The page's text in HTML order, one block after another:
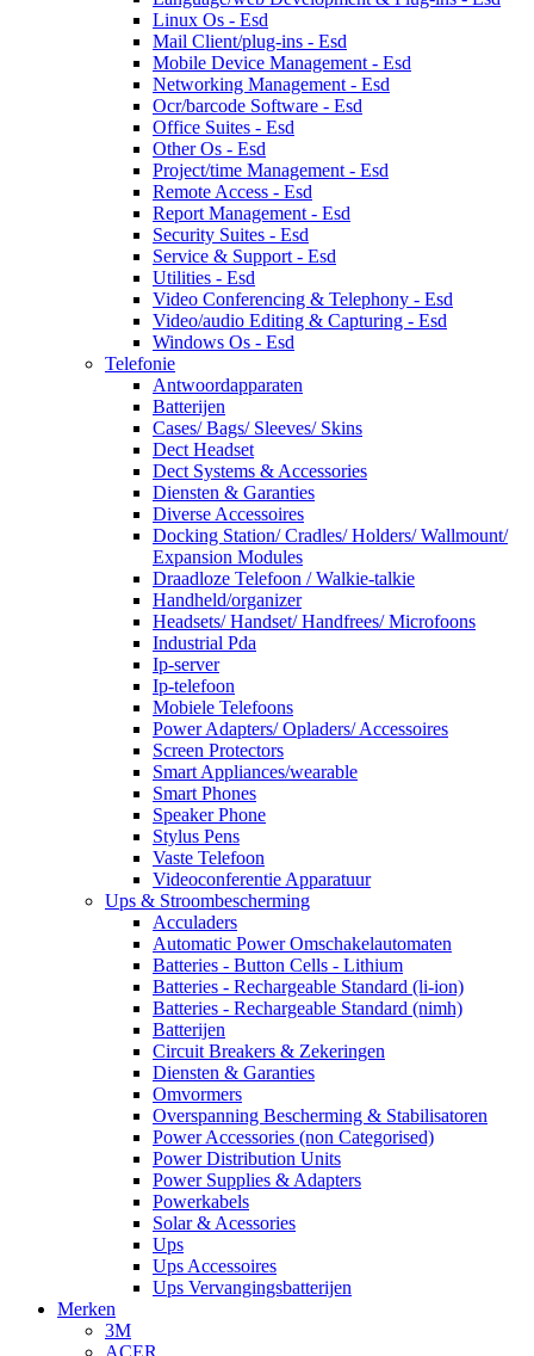
Linux Os - Esd
Mail Client/plug-ins - Esd
Mobile Device Management - Esd
Networking Management - Esd
Ocr/barcode Software - Esd
Office Suites - Esd
Other Os - Esd
Project/time Management - Esd
Remote Access - Esd
Report Management - Esd
Security Suites - Esd
Service & Support - Esd
Utilities - Esd
Video Conferencing & Telephony - Esd
Video/audio Editing & Capturing - Esd
Windows Os - Esd
Telefonie
Antwoordapparaten
Batterijen
Cases/ Bags/ Sleeves/ Skins
Dect Headset
Dect Systems & Accessories
Diensten & Garanties
Diverse Accessoires
Docking Station/ Cradles/ Holders/ Wallmount/
Expansion Modules
Draadloze Telefoon / Walkie-talkie
Handheld/organizer
Headsets/ Handset/ Handfrees/ Microfoons
Industrial Pda
Ip-server
Ip-telefoon
Mobiele Telefoons
Power Adapters/ Opladers/ Accessoires
Screen Protectors
Smart Appliances/wearable
Smart Phones
Speaker Phone
Stylus Pens
Vaste Telefoon
Videoconferentie Apparatuur
Ups & Stroombescherming
Acculaders
Automatic Power Omschakelautomaten
Batteries - Button Cells - Lithium
Batteries - Rechargeable Standard (li-ion)
Batteries - Rechargeable Standard (nimh)
Batterijen
Circuit Breakers & Zekeringen
Diensten & Garanties
Omvormers
Overspanning Bescherming & Stabilisatoren
Power Accessories (non Categorised)
Power Distribution Units
Power Supplies & Adapters
Powerkabels
Solar & Acessories
Ups
Ups Accessoires
Ups Vervangingsbatterijen
Merken
3M
ACER